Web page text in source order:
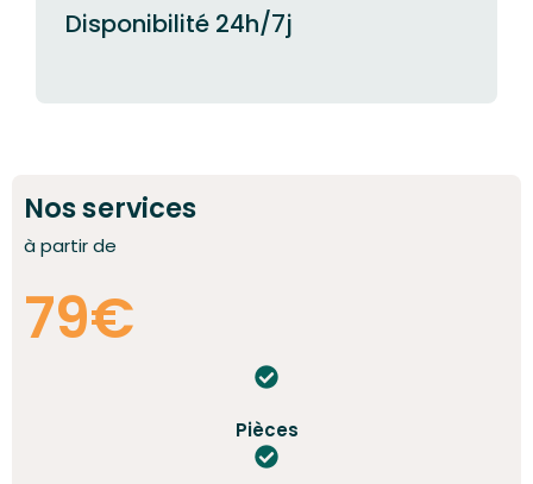
Disponibilité 24h/7j
Nos services
à partir de
79€
Pièces